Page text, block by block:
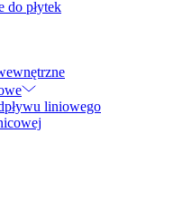
do płytek
liniowego